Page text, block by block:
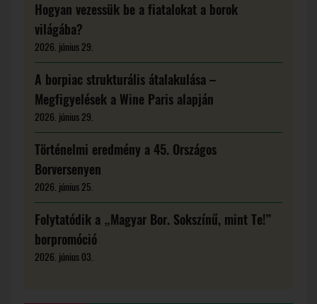
Hogyan vezessük be a fiatalokat a borok
világába?
2026. június 29.
A borpiac strukturális átalakulása –
Megfigyelések a Wine Paris alapján
2026. június 29.
Történelmi eredmény a 45. Országos
Borversenyen
2026. június 25.
Folytatódik a „Magyar Bor. Sokszínű, mint Te!”
borpromóció
2026. június 03.